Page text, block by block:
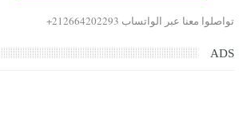
تواصلوا معنا عبر الواتساب 212664202293+
ADS